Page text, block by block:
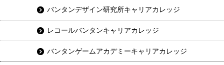
バンタンデザイン研究所キャリアカレッジ
レコールバンタンキャリアカレッジ
バンタンゲームアカデミーキャリアカレッジ